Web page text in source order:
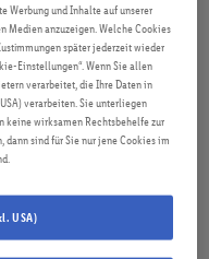
Werbung und Inhalte auf unserer
Medien anzuzeigen. Welche Cookies
später jederzeit wieder
Einstellungen“. Wenn Sie allen
verarbeitet, die Ihre Daten in
verarbeiten. Sie unterliegen
keine wirksamen Rechtsbehelfe zur
dann sind für Sie nur jene Cookies im
USA)